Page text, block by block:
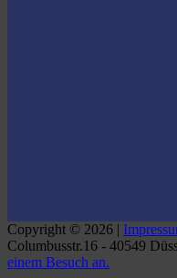
Copyright © 2026 |
Columbusstr.16 - 40549
einem Besuch an.